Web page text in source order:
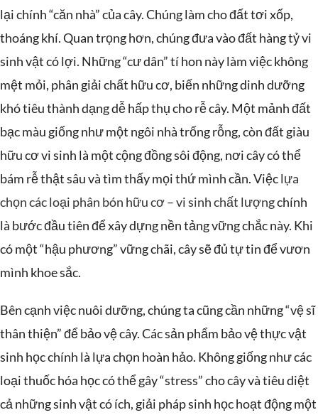
lại chính “căn nhà” của cây. Chúng làm cho đất tơi xốp,
thoáng khí. Quan trọng hơn, chúng đưa vào đất hàng tỷ vi
sinh vật có lợi. Những “cư dân” tí hon này làm việc không
mệt mỏi, phân giải chất hữu cơ, biến những dinh dưỡng
khó tiêu thành dạng dễ hấp thụ cho rễ cây. Một mảnh đất
bạc màu giống như một ngôi nhà trống rỗng, còn đất giàu
hữu cơ vi sinh là một cộng đồng sôi động, nơi cây có thể
bám rễ thật sâu và tìm thấy mọi thứ mình cần. Việclựa
chọn các loại phân bón hữu cơ – vi sinh chất lượngchính
là bước đầu tiên để xây dựng nền tảng vững chắc này. Khi
có một “hậu phương” vững chãi, cây sẽ đủ tự tin để vươn
mình khoe sắc.
Bên cạnh việc nuôi dưỡng, chúng ta cũng cần những “vệ sĩ
thân thiện” để bảo vệ cây. Các sản phẩm bảo vệ thực vật
sinh học chính là lựa chọn hoàn hảo. Không giống như các
loại thuốc hóa học có thể gây “stress” cho cây và tiêu diệt
cả những sinh vật có ích, giải pháp sinh học hoạt động một